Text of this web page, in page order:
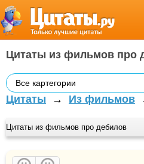
Цитаты из фильмов про
Все картегории
Цитаты → Из фильмов
Цитаты из фильмов про дебилов